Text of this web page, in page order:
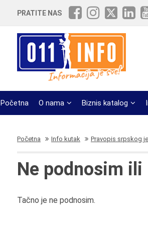
PRATITE NAS
Početna O nama Biznis katalog
Početna Info kutak Pravopis srpskog
Ne podnosim
Tačno je ne podnosim.